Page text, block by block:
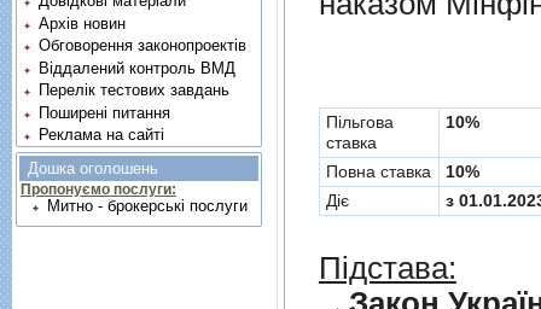
Пільгова
ставка
10%
Повна ставка
10%
Діє
з
Підстава:
Архів новин
Обговорення законопроектів
Віддалений контроль ВМД
Перелік тестових завдань
Поширені питання
Реклама на сайті
Дошка оголошень
Пропонуємо послуги:
Митно - брокерські послуги